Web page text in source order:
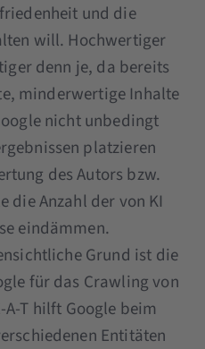
und die
will. Hochwertiger
denn je, da bereits
minderwertige Inhalte
nicht unbedingt
platzieren
des Autors bzw.
die Anzahl der von KI
eindämmen.
Grund ist die
für das Crawling von
T hilft Google beim
Entitäten